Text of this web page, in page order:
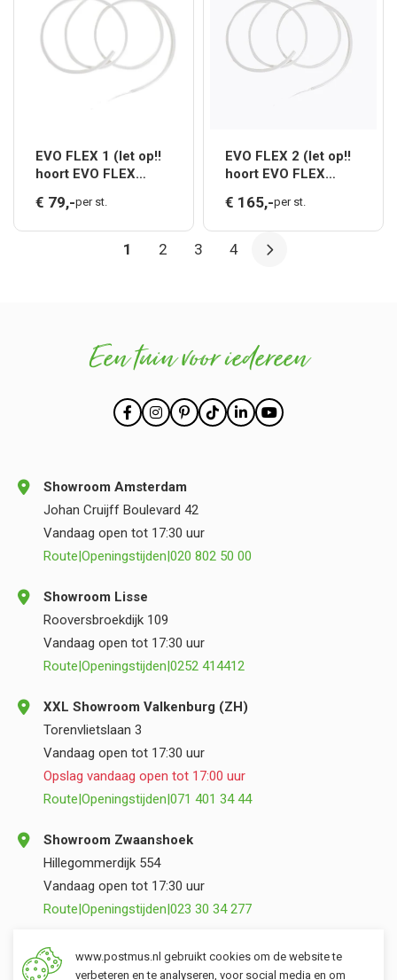
EVO FLEX 1 (let op!!
hoort EVO FLEX
€ 79,-per st.
EVO FLEX 2 (let op!!
hoort EVO FLEX
€ 165,-per st.
1 2 3 4
Een tuin voor iedereen
Showroom Amsterdam
Johan Cruijff Boulevard 42
Vandaag open tot 17:30 uur
Route|Openingstijden|020 802 50 00
Showroom Lisse
Rooversbroekdijk 109
Vandaag open tot 17:30 uur
Route|Openingstijden|0252 414412
XXL Showroom Valkenburg (ZH)
Torenvlietslaan 3
Vandaag open tot 17:30 uur
Opslag vandaag open tot 17:00 uur
Route|Openingstijden|071 401 34 44
Showroom Zwaanshoek
Hillegommerdijk 554
Vandaag open tot 17:30 uur
Route|Openingstijden|023 30 34 277
Opslag Valkenburg (ZH)
Torenvlietslaan 3
www.postmus.nl gebruikt cookies om de website te
verbeteren en te analyseren, voor social media en om